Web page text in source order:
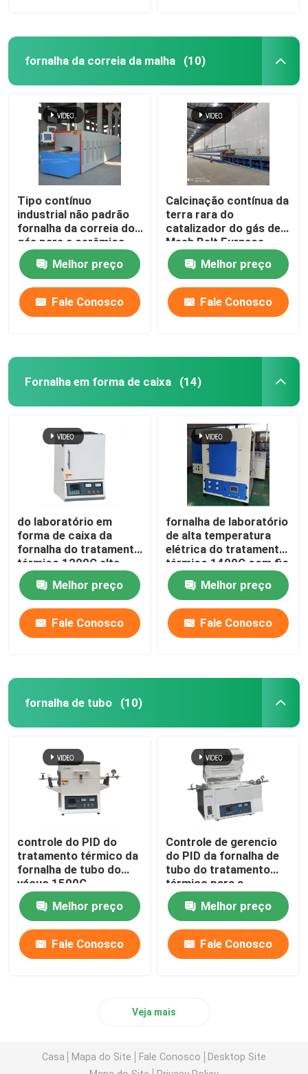
fornalha da correia da malha (10)
Tipo contínuo
industrial não padrão
fornalha da correia do
gás para a cerâmica
Melhor preço
Fale Conosco
Calcinação contínua da
terra rara do
catalizador do gás de
Mesh Belt Furnace
Energy Natural
Melhor preço
Fale Conosco
Fornalha em forma de caixa (14)
do laboratório em
forma de caixa da
fornalha do tratamento
térmico 1200C alta
temperatura elétrica
com fio de resistência
Melhor preço
Fale Conosco
fornalha de laboratório
de alta temperatura
elétrica do tratamento
térmico 1400C com fio
de resistência
Melhor preço
Fale Conosco
fornalha de tubo (10)
controle do PID do
tratamento térmico da
fornalha de tubo do
vácuo 1500C
Melhor preço
Fale Conosco
Controle de gerencio
do PID da fornalha de
tubo do tratamento
térmico para a
calcinação e a
secagem do
laboratório
Melhor preço
Fale Conosco
Veja mais
Casa Mapa do Site Fale Conosco
Desktop Site